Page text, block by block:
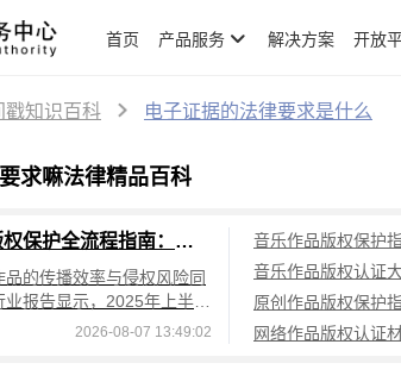
首页 产品服务 解决方案 开放
戳知识百科 电子证据的法律要求是什么
求嘛法律精品百科
原创作品版权保护全流程指南：从创作到维权，可信时间戳平台操作详解
的传播效率与侵权风险同
报告显示，2025年上半年
投诉量较去年同期增长4
2026-08-07 13:49:02